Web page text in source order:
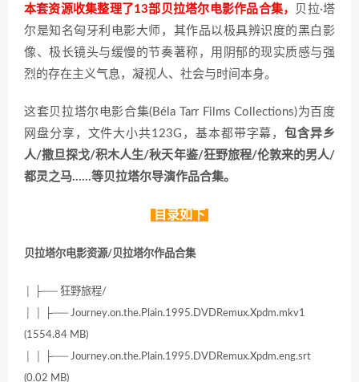
本套资源收集整理了13部贝拉塔尔电影作品合集，
贝拉·塔
尔是知名匈牙利电影大师，其作品以极具辨识度的黑白影
像、极长镜头与缓慢的节奏著称，用阴郁的现实质感与强
烈的存在主义气息，凝视人、社会与时间本身。
这套贝拉塔尔电影合集(Béla Tarr Films Collections)为百度
网盘分享，文件大小共123G，基本都带字幕，包含异乡
人/撒旦探戈/积木人生/秋天年鉴/狂野旅程/伦敦来的男人/
都灵之马……等贝拉塔尔导演作品合集。
目录如下
贝拉塔尔电影资源/贝拉塔尔作品合集
│ ├── 狂野旅程/
│ │ ├── Journey.on.the.Plain.1995.DVDRemux.Xpdm.mkv1
(1554.84 MB)
│ │ ├── Journey.on.the.Plain.1995.DVDRemux.Xpdm.eng.srt
(0.02 MB)